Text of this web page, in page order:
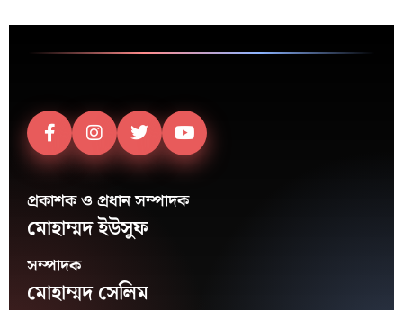
প্রকাশক ও প্রধান সম্পাদক
মোহাম্মদ ইউসুফ
সম্পাদক
মোহাম্মদ সেলিম